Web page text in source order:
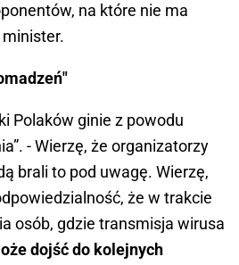
na które nie ma
minister.
Polaków ginie z powodu
- Wierzę, że organizatorzy
brali to pod uwagę. Wierzę,
że w trakcie
osób, gdzie transmisja wirusa
dojść do kolejnych